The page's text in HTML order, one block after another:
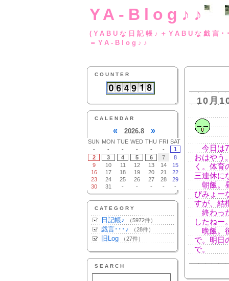
YA-Blog♪♪
(YABUな日記帳♪
＝YA-Blog♪♪
COUNTER
CALENDAR
« 2026.8 »
SUN MON TUE WED THU FRI SAT
-
- - - - -
1
2
3 4 5 6 7
8
9
10 11 12 13 14
15
16
17 18 19 20 21
22
23
24 25 26 27 28
29
30
31 - - - - -
CATEGORY
日記帳♪ （5972件）
戯言･･･♪ （28件）
旧Log （27件）
SEARCH
10月
今日は7
おはやう
く。体育
三連休に
朝飯。
びみょー
すが、結
終わっ
したねー
晩飯。
で。明日
で。